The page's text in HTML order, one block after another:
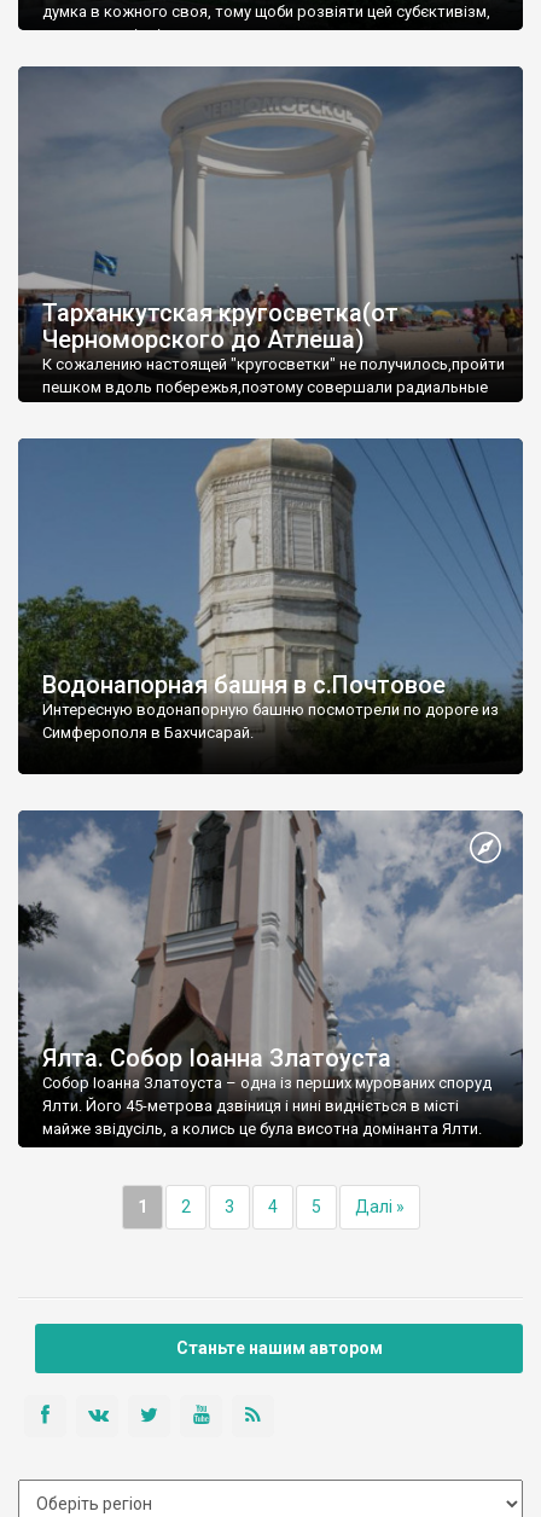
думка в кожного своя, тому щоби розвіяти цей субєктивізм,
запрошую відвідати це
Тарханкутская кругосветка(от
Черноморского до Атлеша)
К сожалению настоящей "кругосветки" не получилось,пройти
пешком вдоль побережья,поэтому совершали радиальные
Водонапорная башня в с.Почтовое
Интересную водонапорную башню посмотрели по дороге из
Симферополя в Бахчисарай.
Ялта. Собор Іоанна Златоуста
Собор Іоанна Златоуста – одна із перших мурованих споруд
Ялти. Його 45-метрова дзвіниця і нині видніється в місті
майже звідусіль, а колись це була висотна домінанта Ялти.
1 2 3 4 5 Далі »
Станьте нашим автором